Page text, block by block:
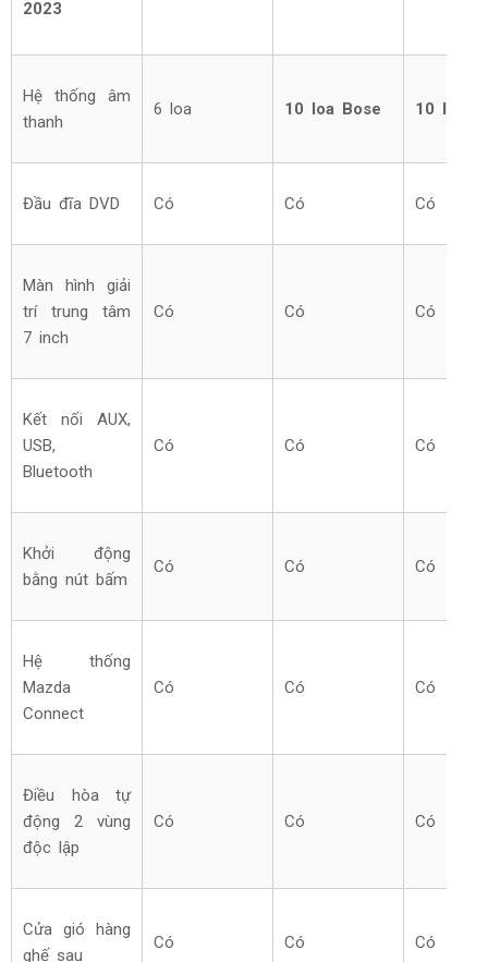
2023
Hệ thống âm
thanh
6 loa 10 loa Bose 10 loa
Đầu đĩa DVD Có Có Có
Màn hình giải
trí trung tâm
7 inch
Có Có Có
Kết nối AUX,
USB,
Bluetooth
Có Có Có
Khởi động
bằng nút bấm
Có Có Có
Hệ thống
Mazda
Connect
Có Có Có
Điều hòa tự
động 2 vùng
độc lập
Có Có Có
Cửa gió hàng
ghế sau
Có Có Có